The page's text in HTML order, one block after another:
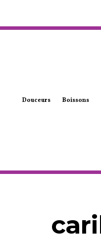
Douceurs Boissons